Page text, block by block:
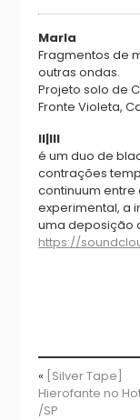
Marla
Fragmentos de
outras ondas.
Projeto solo de
Fronte Violeta,
II|III
é um duo de
contrações
continuum
experimental, a
uma deposição
https://
« [Silver Tape]
Hierofante no
/SP